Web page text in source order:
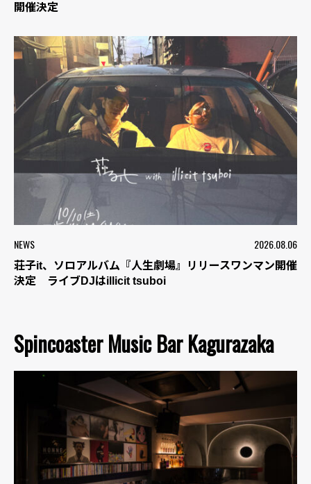
開催決定
NEWS 2026.08.06
荘子it、ソロアルバム『人生劇場』リリースワンマン開催
決定 ライブDJはillicit tsuboi
Spincoaster Music Bar Kagurazaka